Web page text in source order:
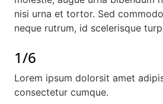
nisi urna et tortor. Sed
neque rutrum, id scelerisque
1/6
Lorem ipsum dolorsit amet
consectetur cumque.